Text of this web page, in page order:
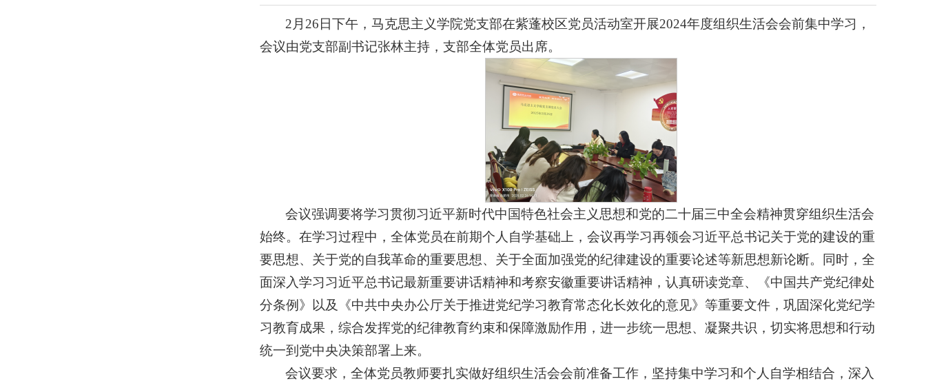
2月26日下午，马克思主义学院党支部在紫蓬校区党员活动室开展2024年度组织生活会会前集中学习，
会议由党支部副书记张林主持，支部全体党员出席。
会议强调要将学习贯彻习近平新时代中国特色社会主义思想和党的二十届三中全会精神贯穿组织生活会
始终。在学习过程中，全体党员在前期个人自学基础上，会议再学习再领会习近平总书记关于党的建设的重
要思想、关于党的自我革命的重要思想、关于全面加强党的纪律建设的重要论述等新思想新论断。同时，全
面深入学习习近平总书记最新重要讲话精神和考察安徽重要讲话精神，认真研读党章、《中国共产党纪律处
分条例》以及《中共中央办公厅关于推进党纪学习教育常态化长效化的意见》等重要文件，巩固深化党纪学
习教育成果，综合发挥党的纪律教育约束和保障激励作用，进一步统一思想、凝聚共识，切实将思想和行动
统一到党中央决策部署上来。
会议要求，全体党员教师要扎实做好组织生活会会前准备工作，坚持集中学习和个人自学相结合，深入